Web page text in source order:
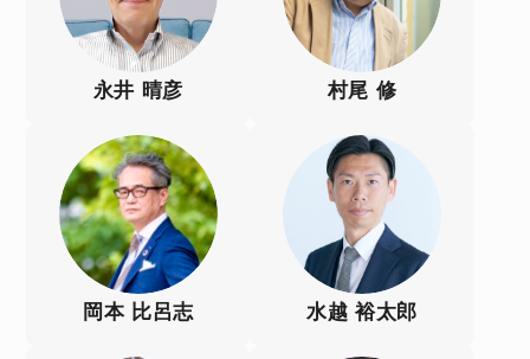
永井 晴彦 村尾 修
岡本 比呂志 水越 裕太郎